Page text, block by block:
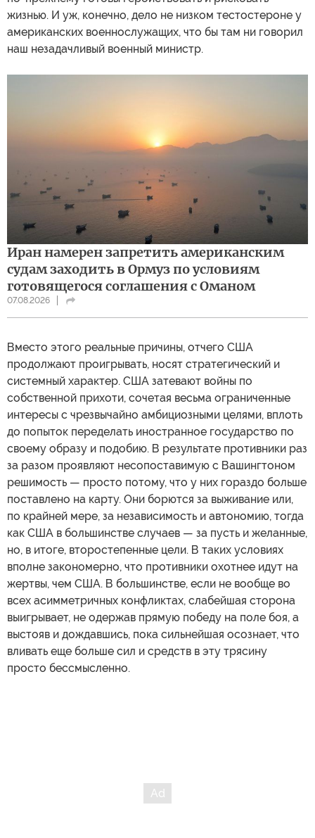
жизнью. И уж, конечно, дело не низком тестостероне у
американских военнослужащих, что бы там ни говорил
наш незадачливый военный министр.
Иран намерен запретить американским
судам заходить в Ормуз по условиям
готовящегося соглашения с Оманом
07.08.2026
Вместо этого реальные причины, отчего США
продолжают проигрывать, носят стратегический и
системный характер. США затевают войны по
собственной прихоти, сочетая весьма ограниченные
интересы с чрезвычайно амбициозными целями, вплоть
до попыток переделать иностранное государство по
своему образу и подобию. В результате противники раз
за разом проявляют несопоставимую с Вашингтоном
решимость — просто потому, что у них гораздо больше
поставлено на карту. Они борются за выживание или,
по крайней мере, за независимость и автономию, тогда
как США в большинстве случаев — за пусть и желанные,
но, в итоге, второстепенные цели. В таких условиях
вполне закономерно, что противники охотнее идут на
жертвы, чем США. В большинстве, если не вообще во
всех асимметричных конфликтах, слабейшая сторона
выигрывает, не одержав прямую победу на поле боя, а
выстояв и дождавшись, пока сильнейшая осознает, что
вливать еще больше сил и средств в эту трясину
просто бессмысленно.